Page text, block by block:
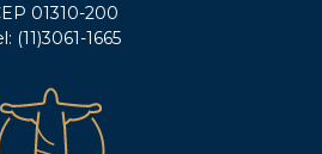
01310-200
(11)3061-1665